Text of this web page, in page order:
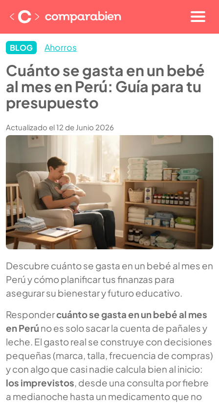
BLOG Ahorros
Cuánto se gasta en un bebé
al mes en Perú: Guía para tu
presupuesto
Actualizado el 12 de Junio 2026
Descubre cuánto se gasta en un bebé al mes en
Perú y cómo planificar tus finanzas para
asegurar su bienestar y futuro educativo.
Respondercuánto se gasta en un bebé al mes
en Perú no es solo sacar la cuenta de pañales y
leche. El gasto real se construye con decisiones
pequeñas (marca, talla, frecuencia de compras)
y con algo que casi nadie calcula bien al inicio:
los imprevistos, desde una consulta por fiebre
a medianoche hasta un medicamento que no